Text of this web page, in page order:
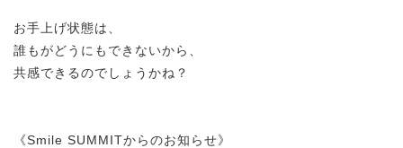
お手上げ状態は、
誰もがどうにもできないから、
共感できるのでしょうかね？
《Smile SUMMITからのお知らせ》